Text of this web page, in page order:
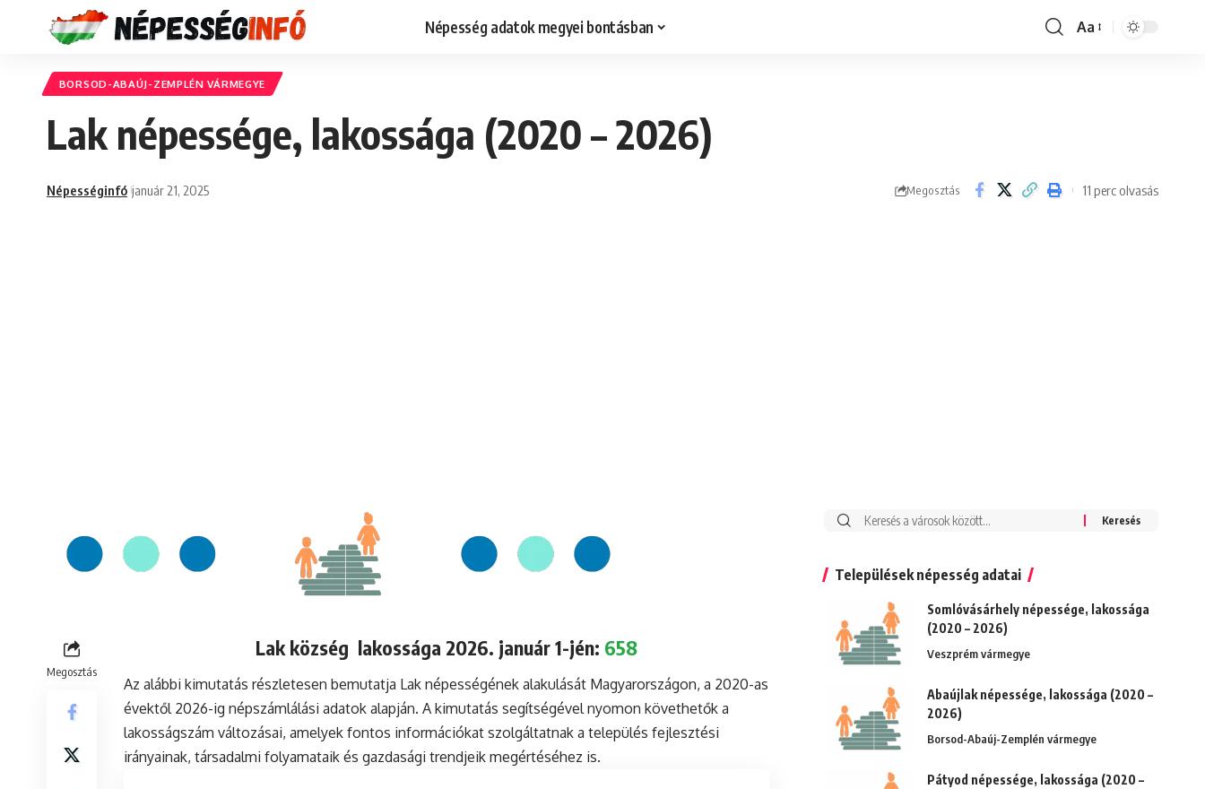
Népesség adatok megyei bontásban
Font
Aa
BORSOD-ABAÚJ-ZEMPLÉN VÁRMEGYE
Lak népessége, lakossága (2020 – 2026)
Népességinfó január 21, 2025 Megosztás 11 perc olvasás
Megosztás
Lak község lakossága 2026. január 1-jén: 658
Az alábbi kimutatás részletesen bemutatja Lak népességének alakulását Magyarországon, a 2020-as
évektől 2026-ig népszámlálási adatok alapján. A kimutatás segítségével nyomon követhetők a
lakosságszám változásai, amelyek fontos információkat szolgáltatnak a település fejlesztési
irányainak, társadalmi folyamataik és gazdasági trendjeik megértéséhez is.
Keresés:
Települések népesség adatai
Somlóvásárhely népessége, lakossága
(2020 – 2026)
Veszprém vármegye
Abaújlak népessége, lakossága (2020 –
2026)
Borsod-Abaúj-Zemplén vármegye
Pátyod népessége, lakossága (2020 –